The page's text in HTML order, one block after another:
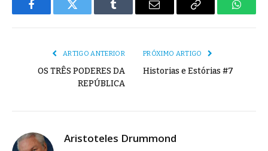
FacebookTwitter Tumblr
E-
Copiar
ARTIGO ANTERIOR
OS TRÊS PODERES DA
REPÚBLICA
PRÓXIMO ARTIGO
Historias e Estórias #7
Aristoteles Drummond